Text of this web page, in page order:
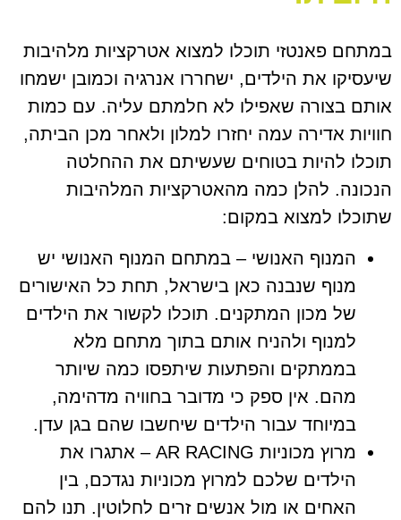
במתחם פאנטזי תוכלו למצוא אטרקציות מלהיבות
שיעסיקו את הילדים, ישחררו אנרגיה וכמובן ישמחו
אותם בצורה שאפילו לא חלמתם עליה. עם כמות
חוויות אדירה עמה יחזרו למלון ולאחר מכן הביתה,
תוכלו להיות בטוחים שעשיתם את ההחלטה
הנכונה. להלן כמה מהאטרקציות המלהיבות
שתוכלו למצוא במקום:
המנוף האנושי – במתחם המנוף האנושי יש
מנוף שנבנה כאן בישראל, תחת כל האישורים
של מכון המתקנים. תוכלו לקשור את הילדים
למנוף ולהניח אותם בתוך מתחם מלא
בממתקים והפתעות שיתפסו כמה שיותר
מהם. אין ספק כי מדובר בחוויה מדהימה,
במיוחד עבור הילדים שיחשבו שהם בגן עדן.
מרוץ מכוניות AR RACING – אתגרו את
הילדים שלכם למרוץ מכוניות נגדכם, בין
האחים או מול אנשים זרים לחלוטין. תנו להם